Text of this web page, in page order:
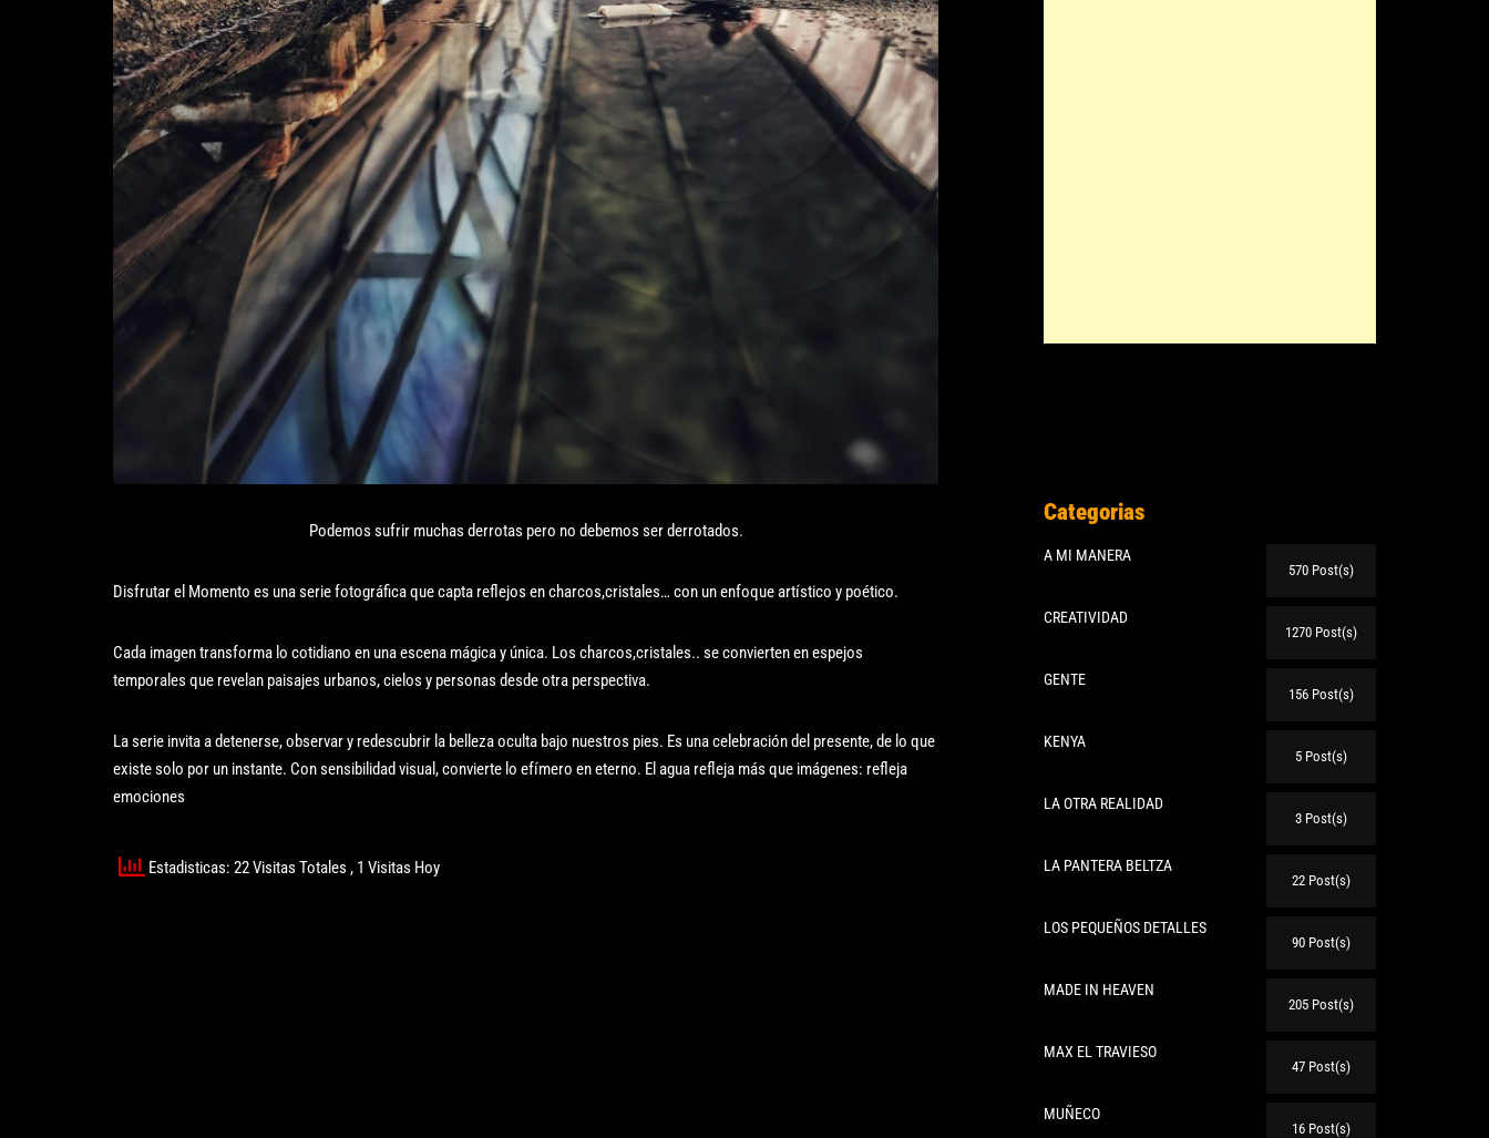
Podemos sufrir muchas derrotas pero no debemos ser derrotados.
Disfrutar el Momento es una serie fotográfica que capta reflejos en charcos,cristales… con un enfoque artístico y poético.
Cada imagen transforma lo cotidiano en una escena mágica y única. Los charcos,cristales.. se convierten en espejos
temporales que revelan paisajes urbanos, cielos y personas desde otra perspectiva.
La serie invita a detenerse, observar y redescubrir la belleza oculta bajo nuestros pies. Es una celebración del presente, de lo que
existe solo por un instante. Con sensibilidad visual, convierte lo efímero en eterno. El agua refleja más que imágenes: refleja
emociones
Estadisticas: 22 Visitas Totales , 1 Visitas Hoy
Categorias
A MI MANERA
570 Post(s)
CREATIVIDAD
1270 Post(s)
GENTE
156 Post(s)
KENYA
5 Post(s)
LA OTRA REALIDAD
3 Post(s)
LA PANTERA BELTZA
22 Post(s)
LOS PEQUEÑOS DETALLES
90 Post(s)
MADE IN HEAVEN
205 Post(s)
MAX EL TRAVIESO
47 Post(s)
MUÑECO
16 Post(s)